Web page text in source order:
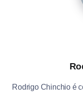
Rodrigo Chinchio é